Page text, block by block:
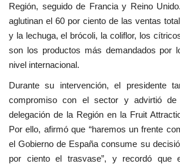
Región, seguido de Francia y Reino
aglutinan el 60 por ciento de las ventas
y la lechuga, el brócoli, la coliflor, los
son los productos más demandados por
nivel internacional.
Durante su intervención, el presidente
compromiso con el sector y advirtió
delegación de la Región en la Fruit
Por ello, afirmó que “haremos un frente
el Gobierno de España consume su
por ciento el trasvase”, y recordó que